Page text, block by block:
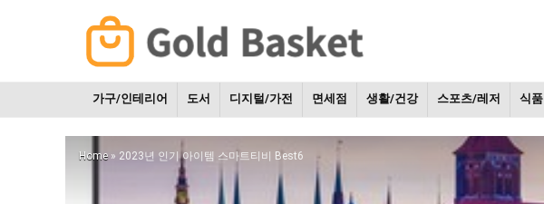
가구/인테리어 도서 디지털/가전 면세점 생활/건강 스포츠/레저 식품
Home » 2023년 인기 아이템 스마트티비 Best6